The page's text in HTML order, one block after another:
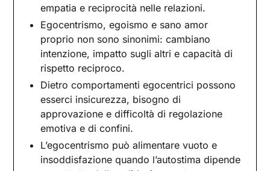
Quando l’egocentrismo pesa sulle relazioni
Relazioni che pesano: come stabilire limiti sani
Come ridurre l’egocentrismo e allenare l’empatia
La terapia come spazio di cambiamento
empatia e reciprocità nelle relazioni.
Egocentrismo, egoismo e sano amor
proprio non sono sinonimi: cambiano
intenzione, impatto sugli altri e capacità di
rispetto reciproco.
Dietro comportamenti egocentrici possono
esserci insicurezza, bisogno di
approvazione e difficoltà di regolazione
emotiva e di confini.
L’egocentrismo può alimentare vuoto e
insoddisfazione quando l’autostima dipende